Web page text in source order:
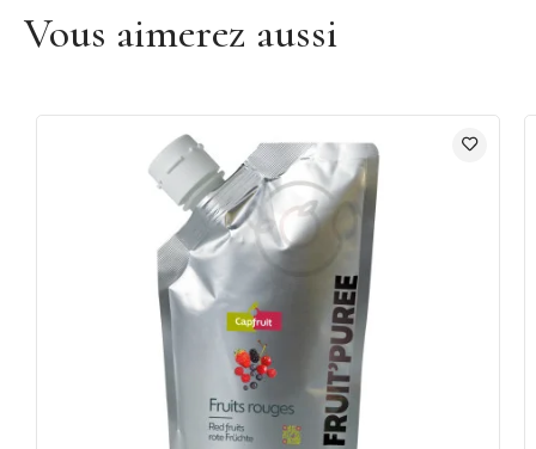
Vous aimerez aussi